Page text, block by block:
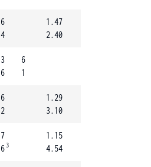
6
4
1.47
2.40
3
6
6
1
6
2
1.29
3.10
7
6 3
1.15
4.54